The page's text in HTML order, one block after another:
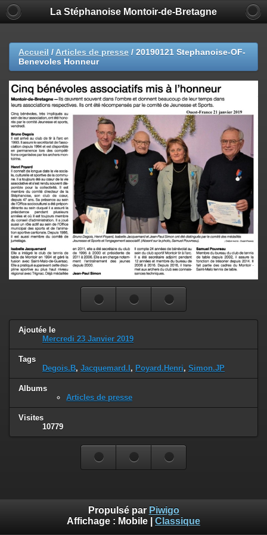
La Stéphanoise Montoir-de-Bretagne
Accueil / Articles de presse / 20190121 Stephanoise-OF-
Benevoles Honneur
Ajoutée le
Mercredi 23 Janvier 2019
Tags
Degois.B, Jacquemard.I , Poyard.Henri, Simon.JP
Albums
Articles de presse
Visites
10779
Propulsé par Piwigo
Affichage : Mobile Classique